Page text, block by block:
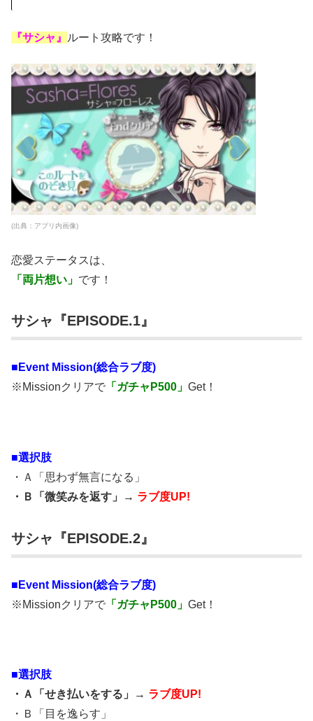
『サシャ』 ルート攻略です！
(出典：アプリ内画像)
恋愛ステータスは、
「両片想い」 です！
サシャ『EPISODE.1』
■ Event Mission(総合ラブ度)
※Missionクリアで 「ガチャP500」 Get！
■選択肢
・Ａ「思わず無言になる」
・Ｂ「微笑みを返す」→ ラブ度UP!
サシャ『EPISODE.2』
■ Event Mission(総合ラブ度)
※Missionクリアで 「ガチャP500」 Get！
■選択肢
・Ａ「せき払いをする」→ ラブ度UP!
・Ｂ「目を逸らす」